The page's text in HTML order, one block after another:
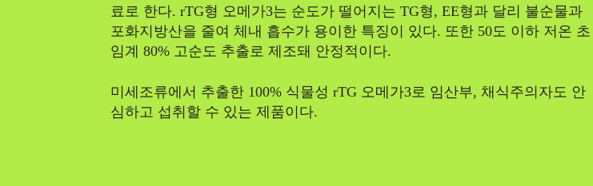
료로 한다. rTG형 오메가3는 순도가 떨어지는 TG형, EE형과 달리 불순물과
포화지방산을 줄여 체내 흡수가 용이한 특징이 있다. 또한 50도 이하 저온 초
임계 80% 고순도 추출로 제조돼 안정적이다.
미세조류에서 추출한 100% 식물성 rTG 오메가3로 임산부, 채식주의자도 안
심하고 섭취할 수 있는 제품이다.